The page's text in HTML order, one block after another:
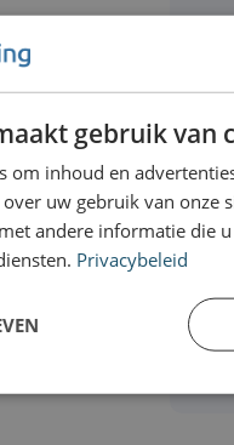
gebruik van
om inhoud en
uw gebruik van onze
andere informatie die
Privacybeleid